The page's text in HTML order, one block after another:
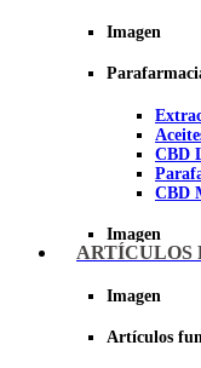
Imagen
CBD
CBD
Imagen
ARTÍCULOS
Imagen
Artículos